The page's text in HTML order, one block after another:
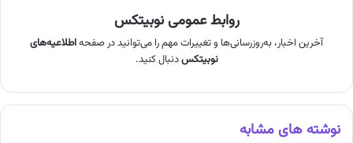
روابط عمومی نوبیتکس
آخرین اخبار، به‌روزرسانی‌ها و تغییرات مهم را می‌توانید در صفحهاطلاعیه‌های
نوبیتکسدنبال کنید.
نوشته های مشابه